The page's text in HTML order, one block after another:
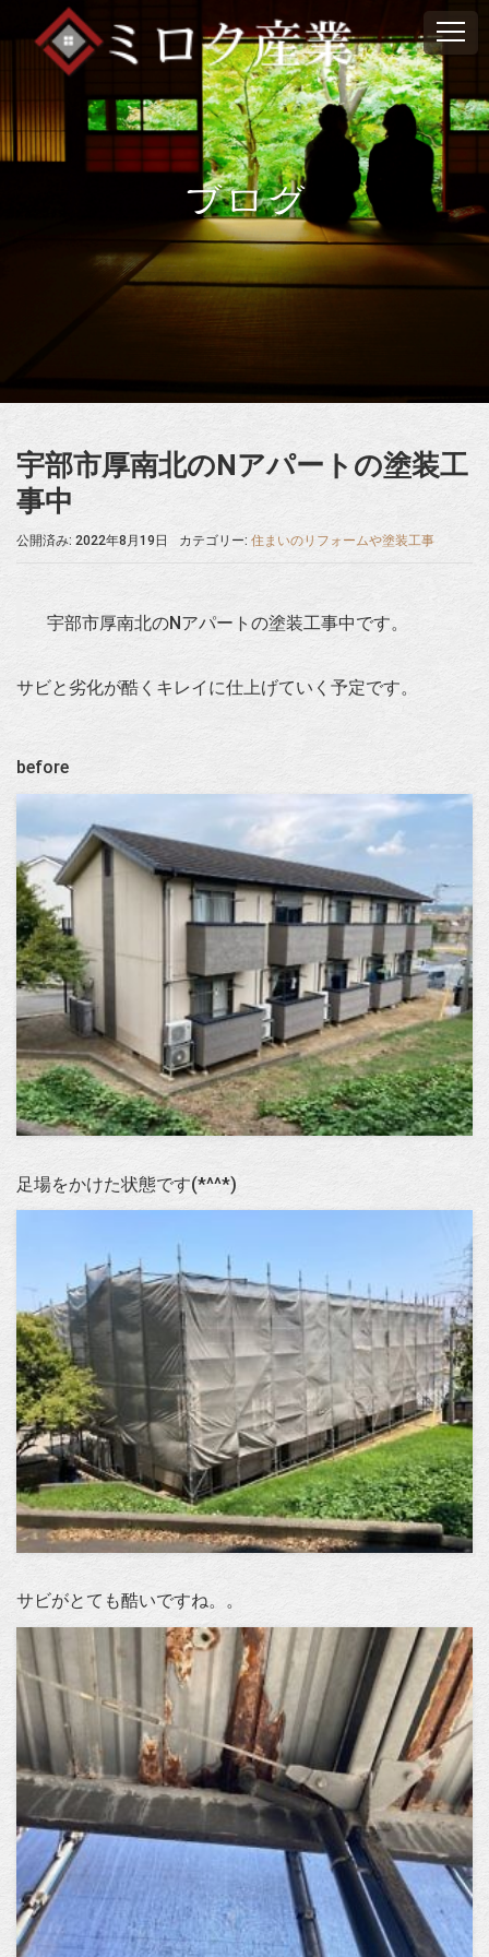
ブログ
宇部市厚南北のNアパートの塗装工
事中
公開済み: 2022年8月19日 カテゴリー: 住まいのリフォームや塗装工事
宇部市厚南北のNアパートの塗装工事中です。
サビと劣化が酷くキレイに仕上げていく予定です。
before
足場をかけた状態です(*^^*)
サビがとても酷いですね。。